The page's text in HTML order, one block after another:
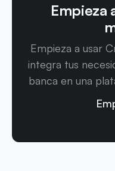
Empieza
Empieza a usar
integra tus
banca en una